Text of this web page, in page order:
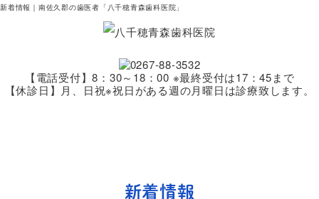
新着情報｜南佐久郡の歯医者「八千穂青森歯科医院」
【電話受付】8：30～18：00 ※最終受付は17：45まで
【休診日】月、日祝※祝日がある週の月曜日は診療致します。
新着情報